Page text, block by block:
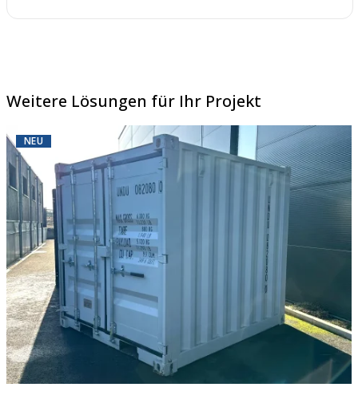
Weitere Lösungen für Ihr Projekt
NEU